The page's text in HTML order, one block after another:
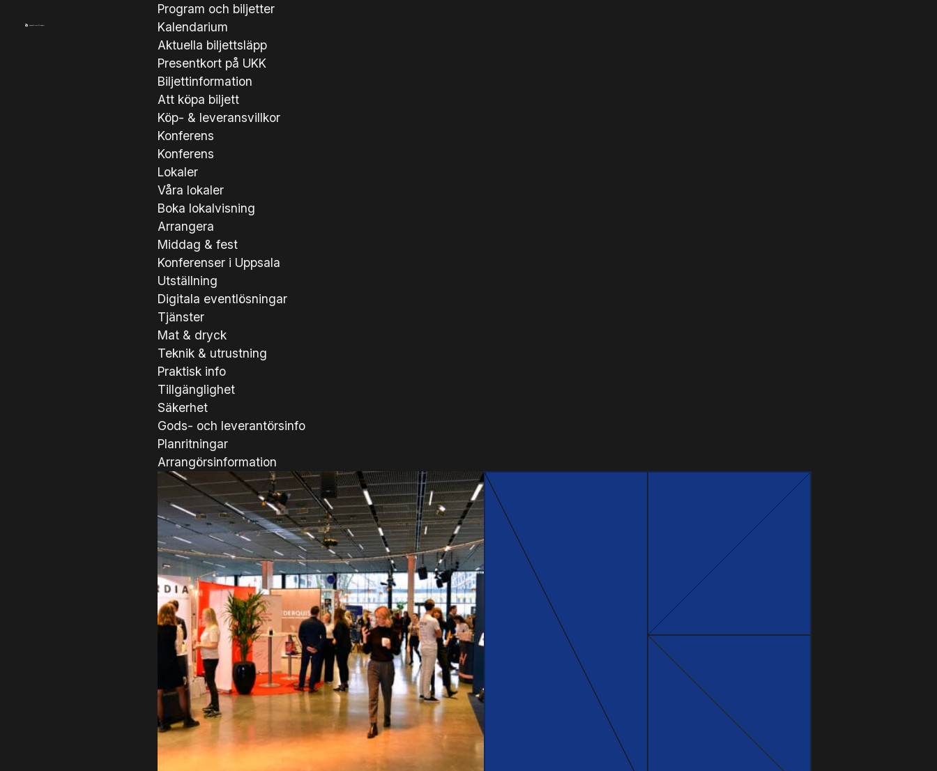
Program och biljetter
Kalendarium
Aktuella biljettsläpp
Presentkort på UKK
Biljettinformation
Att köpa biljett
Köp- & leveransvillkor
Konferens
Konferens
Lokaler
Våra lokaler
Boka lokalvisning
Arrangera
Middag & fest
Konferenser i Uppsala
Utställning
Digitala eventlösningar
Tjänster
Mat & dryck
Teknik & utrustning
Praktisk info
Tillgänglighet
Säkerhet
Gods- och leverantörsinfo
Planritningar
Arrangörsinformation